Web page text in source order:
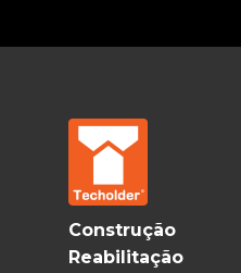
Construção
Reabilitação